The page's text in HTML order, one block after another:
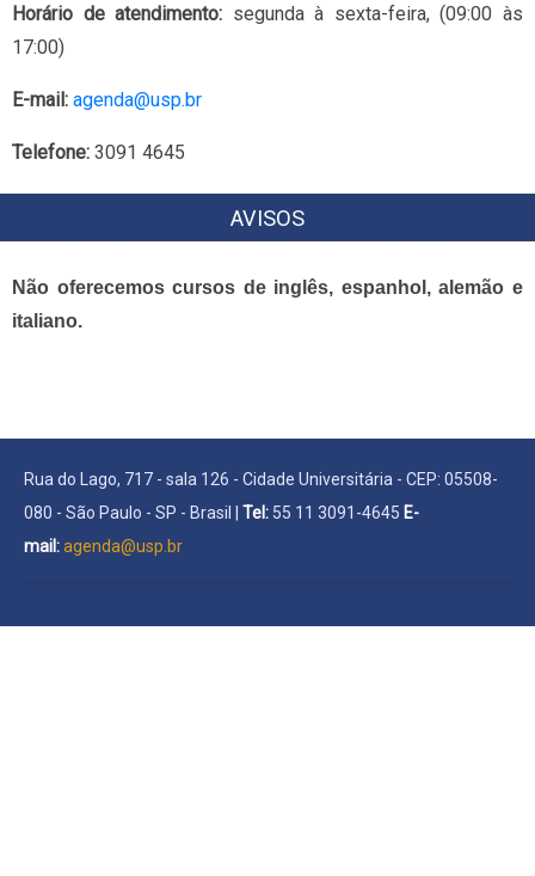
Horário de atendimento: segunda à sexta-feira, (09:00 às
17:00)
E-mail: agenda@usp.br
Telefone: 3091 4645
AVISOS
Não oferecemos cursos de inglês, espanhol, alemão e
italiano.
Rua do Lago, 717 - sala 126 - Cidade Universitária - CEP: 05508-
080 - São Paulo - SP - Brasil | Tel: 55 11 3091-4645 E-
mail:agenda@usp.br